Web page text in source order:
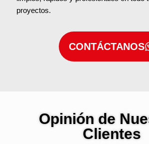
proyectos.
CONTÁCTANOS
Opinión de
Clientes